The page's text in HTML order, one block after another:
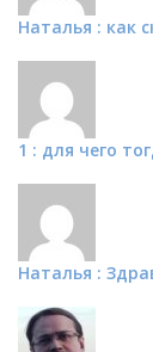
Наталья : как
1 : для чего
Наталья :